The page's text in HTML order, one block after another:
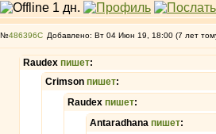
№486396 Добавлено: Вт 04 Июн 19, 18:00 (7 лет
Raudex пишет:
Crimson пишет:
Raudex пишет:
Antaradhana пишет: